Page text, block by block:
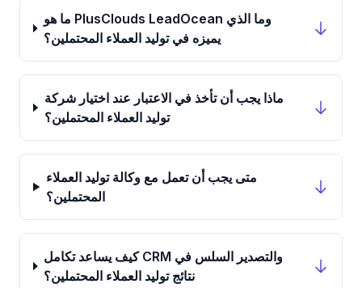
ما هو PlusClouds LeadOcean وما الذي
يميزه في توليد العملاء المحتملين؟
ماذا يجب أن تأخذ في الاعتبار عند اختيار شركة
توليد العملاء المحتملين؟
متى يجب أن تعمل مع وكالة توليد العملاء
المحتملين؟
كيف يساعد تكامل CRM والتصدير السلس في
نتائج توليد العملاء المحتملين؟